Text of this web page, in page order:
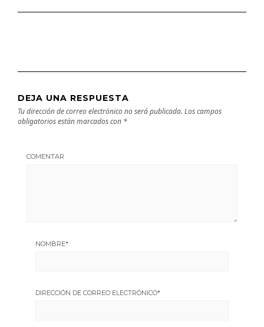
DEJA UNA RESPUESTA
Tu dirección de correo electrónico no será publicada. Los campos
obligatorios están marcados con *
COMENTAR
NOMBRE*
DIRECCIÓN DE CORREO ELECTRÓNICO*